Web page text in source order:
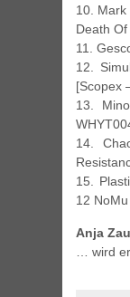
10.
Death
11.
12.
[Scopex
13.
14.
15.
12
Anja
… wird